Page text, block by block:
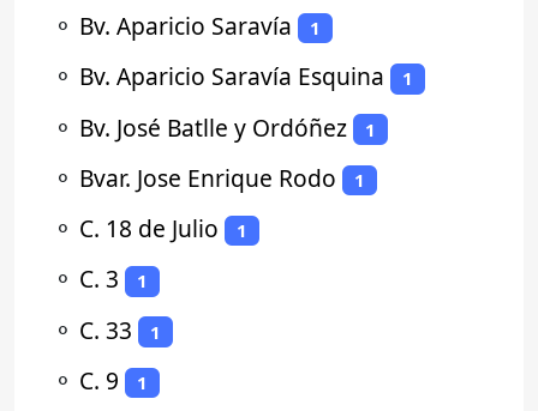
⚬ Bv. Aparicio Saravía 1
⚬ Bv. Aparicio Saravía Esquina 1
⚬ Bv. José Batlle y Ordóñez 1
⚬ Bvar. Jose Enrique Rodo 1
⚬ C. 18 de Julio 1
⚬ C. 3 1
⚬ C. 33 1
⚬ C. 9 1